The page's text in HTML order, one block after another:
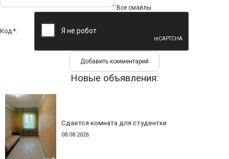
Все смайлы
Код *:
Новые объявления:
Сдается комната для студентки
08.08.2026